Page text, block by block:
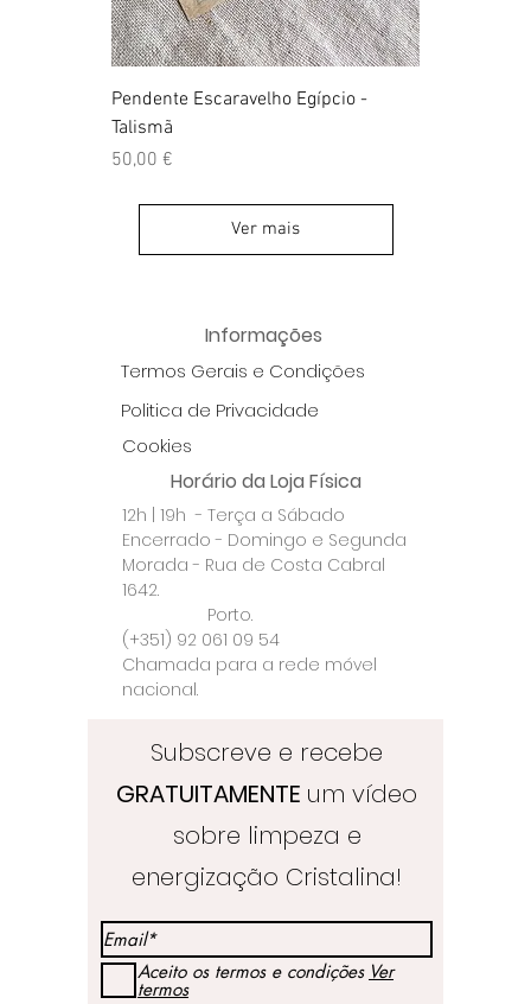
Pendente Escaravelho Egípcio -
Talismã
Preço
50,00 €
Ver mais
Informações
Termos Gerais e Condições
Politica de Privacidade
Cookies
Horário da Loja Física
12h | 19h - Terça a Sábado
Encerrado - Domingo e Segunda
Morada - Rua de Costa Cabral
1642.
Porto.
(+351) 92 061 09 54
Chamada para a rede móvel
nacional.
Subscreve e recebe
GRATUITAMENTE um vídeo
sobre limpeza e
energização Cristalina!
Aceito os termos e condições Ver
termos